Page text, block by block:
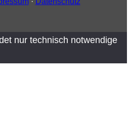
nur technisch notwendige